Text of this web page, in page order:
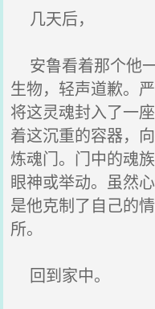
几天后，
安鲁看着那个他
生物，轻声道歉。
将这灵魂封入了一
着这沉重的容器，
炼魂门。门中的魂
眼神或举动。虽然
是他克制了自己的
所。
回到家中。